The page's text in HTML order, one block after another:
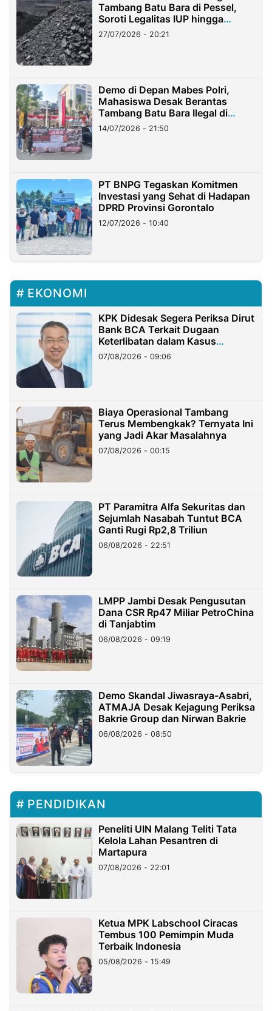
Tambang Batu Bara di Pessel,
Soroti Legalitas IUP hingga
Stockpile
27/07/2026 - 20:21
Demo di Depan Mabes Polri,
Mahasiswa Desak Berantas
Tambang Batu Bara Ilegal di
Lampung
14/07/2026 - 21:50
PT BNPG Tegaskan Komitmen
Investasi yang Sehat di Hadapan
DPRD Provinsi Gorontalo
12/07/2026 - 10:40
EKONOMI
KPK Didesak Segera Periksa Dirut
Bank BCA Terkait Dugaan
Keterlibatan dalam Kasus
Hilangnya Dana Nasabah Rp2,58
Miliar
07/08/2026 - 09:06
Biaya Operasional Tambang
Terus Membengkak? Ternyata Ini
yang Jadi Akar Masalahnya
07/08/2026 - 00:15
PT Paramitra Alfa Sekuritas dan
Sejumlah Nasabah Tuntut BCA
Ganti Rugi Rp2,8 Triliun
06/08/2026 - 22:51
LMPP Jambi Desak Pengusutan
Dana CSR Rp47 Miliar PetroChina
di Tanjabtim
06/08/2026 - 09:19
Demo Skandal Jiwasraya-Asabri,
ATMAJA Desak Kejagung Periksa
Bakrie Group dan Nirwan Bakrie
06/08/2026 - 08:50
PENDIDIKAN
Peneliti UIN Malang Teliti Tata
Kelola Lahan Pesantren di
Martapura
07/08/2026 - 22:01
Ketua MPK Labschool Ciracas
Tembus 100 Pemimpin Muda
Terbaik Indonesia
05/08/2026 - 15:49